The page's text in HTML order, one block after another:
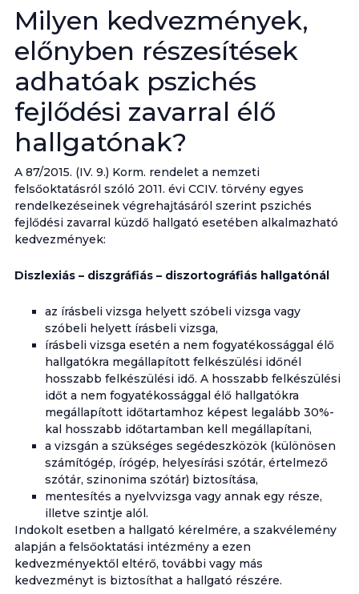
Milyen kedvezmények,
előnyben részesítések
adhatóak pszichés
fejlődési zavarral élő
hallgatónak?
A 87/2015. (IV. 9.) Korm. rendelet a nemzeti
felsőoktatásról szóló 2011. évi CCIV. törvény egyes
rendelkezéseinek végrehajtásáról szerint pszichés
fejlődési zavarral küzdő hallgató esetében alkalmazható
kedvezmények:
Diszlexiás – diszgráfiás – diszortográfiás hallgatónál
az írásbeli vizsga helyett szóbeli vizsga vagy
szóbeli helyett írásbeli vizsga,
írásbeli vizsga esetén a nem fogyatékossággal élő
hallgatókra megállapított felkészülési időnél
hosszabb felkészülési idő. A hosszabb felkészülési
időt a nem fogyatékossággal élő hallgatókra
megállapított időtartamhoz képest legalább 30%-
kal hosszabb időtartamban kell megállapítani,
a vizsgán a szükséges segédeszközök (különösen
számítógép, írógép, helyesírási szótár, értelmező
szótár, szinonima szótár) biztosítása,
mentesítés a nyelvvizsga vagy annak egy része,
illetve szintje alól.
Indokolt esetben a hallgató kérelmére, a szakvélemény
alapján a felsőoktatási intézmény a ezen
kedvezményektől eltérő, további vagy más
kedvezményt is biztosíthat a hallgató részére.